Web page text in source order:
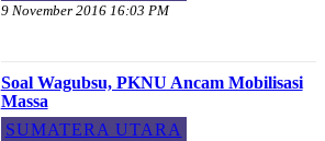
9 November 2016 16:03 PM
Soal Wagubsu, PKNU Ancam Mobilisasi
Massa
SUMATERA UTARA